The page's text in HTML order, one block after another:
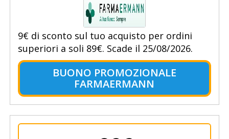
9€ di sconto sul tuo acquisto per ordini
superiori a soli 89€. Scade il 25/08/2026.
BUONO PROMOZIONALE
FARMAERMANN